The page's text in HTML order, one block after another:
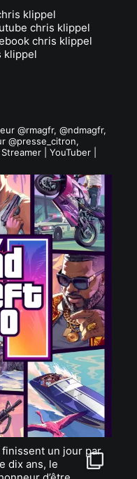
@rmagfr, @ndmagfr,
@presse_citron,
| YouTuber |